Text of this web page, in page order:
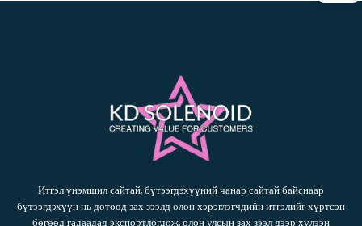
Итгэл үнэмшил сайтай, бүтээгдэхүүний чанар сайтай байснаар
бүтээгдэхүүн нь дотоод зах зээлд олон хэрэглэгчдийн итгэлийг хүртсэн
бөгөөд гадаадад экспортлогдож, олон улсын зах зээл дээр хүлээн